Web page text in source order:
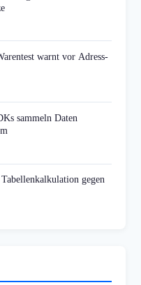
warnt vor Adress-
sammeln Daten
gegen